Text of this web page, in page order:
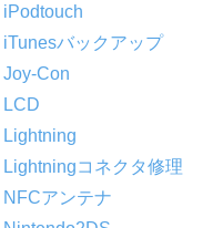
iPodtouch
iTunesバックアップ
Joy-Con
LCD
Lightning
Lightningコネクタ修理
NFCアンテナ